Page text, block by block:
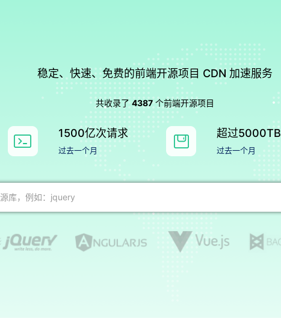
稳定、快速、免费的前端开源项目 CDN 加速服务
共收录了4387个前端开源项目
1500亿次请求
过去一个月
超过5000TB
过去一个月